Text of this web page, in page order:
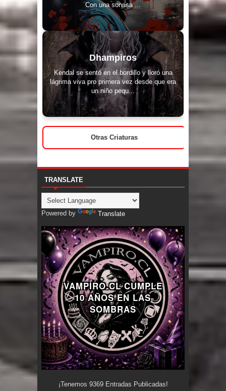
Con una sonrisa ...
Dhampiros
Kendal se sentó en el bordillo y lloró una
lágrima viva pro primera vez desde que era
un niño pequ...
Otras Criaturas
TRANSLATE
Powered by Translate
VAMPIRO.CL CUMPLE
10 AÑOS EN LAS
SOMBRAS
¡Tenemos 9369Entradas Publicadas!